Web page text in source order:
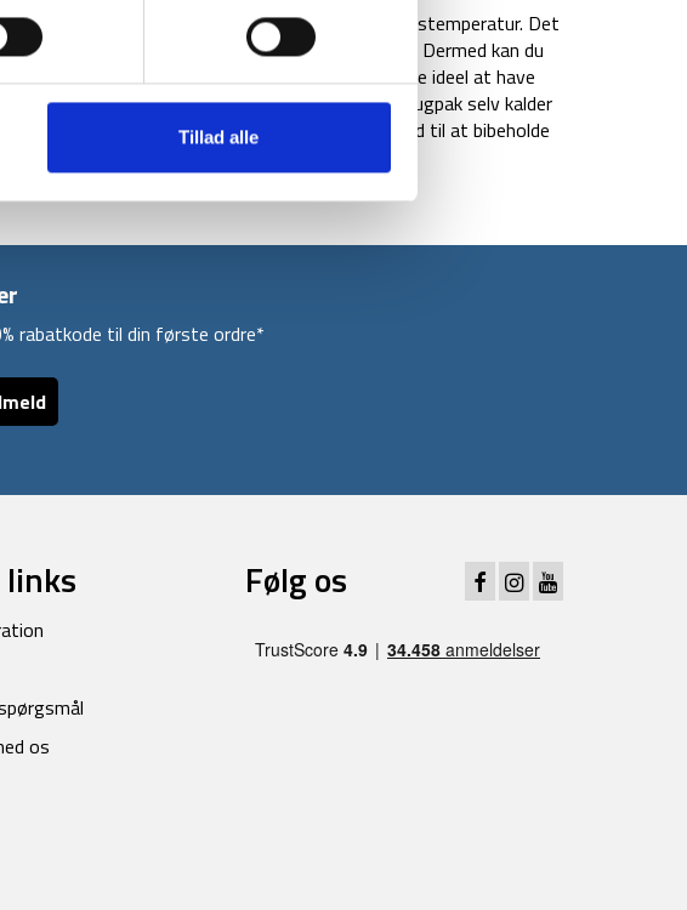
Tillad alle
at silke har en naturlig evne til at holde på din kropstemperatur. Det
kropstemperatur – ikke for varmt og ikke for koldt. Dermed kan du
og varme klimaer, hvilket gør denne lagenpose ideel at have
outdoor turen. Dette er også grunden til, at Snugpak selv kalder
for deres mest effektive lagenpose i forhold til at bibeholde
rabatkode til din første ordre*
os
Følg os